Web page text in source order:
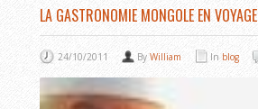
LA GASTRONOMIE MONGOLE EN VOYAGE
24/10/2011 By William In blog